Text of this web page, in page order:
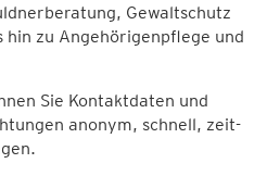
Gewaltschutz
zu Angehörigenpflege und
Sie Kontaktdaten und
anonym, schnell, zeit-